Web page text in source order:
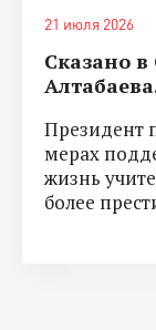
21 июля 2026
Сказано в
Президент
мерах
жизнь
более